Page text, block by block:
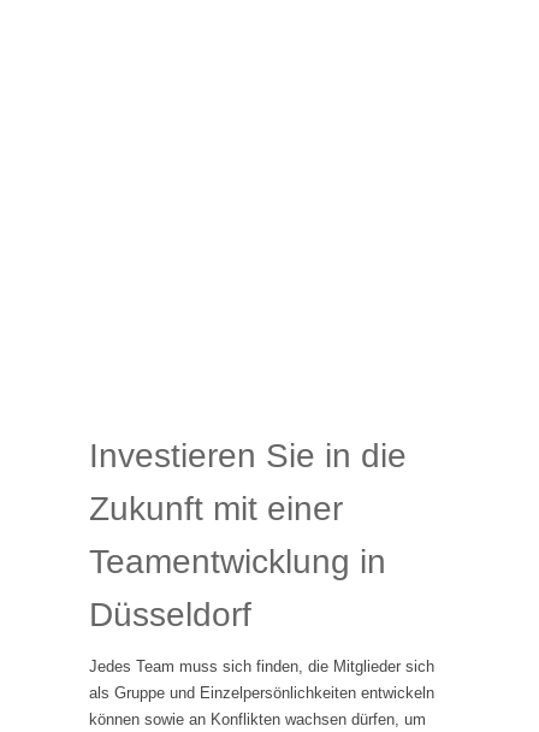
Investieren Sie in die
Zukunft mit einer
Teamentwicklung in
Düsseldorf
Jedes Team muss sich finden, die Mitglieder sich
als Gruppe und Einzelpersönlichkeiten entwickeln
können sowie an Konflikten wachsen dürfen, um